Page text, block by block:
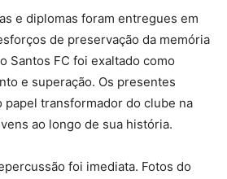
e diplomas foram entregues em
de preservação da memória
Santos FC foi exaltado como
e superação. Os presentes
papel transformador do clube na
ao longo de sua história.
foi imediata. Fotos do